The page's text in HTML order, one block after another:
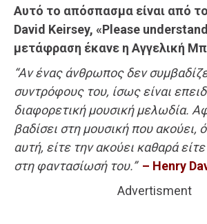
Αυτό το απόσπασμα είναι από
David Keirsey, «Please
μετάφραση έκανε η Αγγελική
“Αν ένας άνθρωπος δεν
συντρόφους του, ίσως είναι
διαφορετική μουσική μελωδία.
βαδίσει στη μουσική που ακούει,
αυτή, είτε την ακούει καθαρά
στη φαντασίωσή του.” – Henry
Advertisment